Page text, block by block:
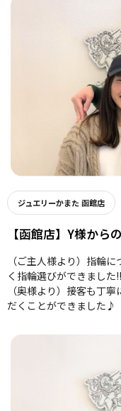
ジュエリーかまた 函館店
【函館店】Y様から
（ご主人様より）指輪
く指輪選びができました!!
（奥様より）接客も丁
だくことができました♪